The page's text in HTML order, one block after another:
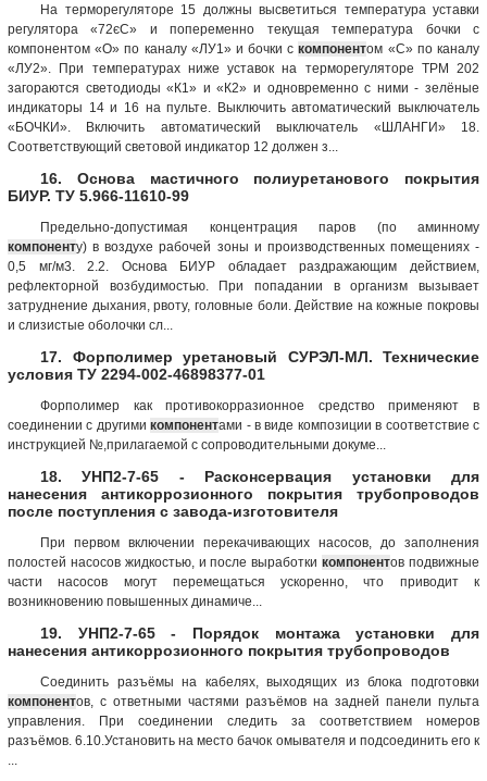
На терморегуляторе 15 должны высветиться температура уставки
регулятора «72єС» и попеременно текущая температура бочки с
компонентом «О» по каналу «ЛУ1» и бочки скомпонентом «С» по каналу
«ЛУ2». При температурах ниже уставок на терморегуляторе ТРМ 202
загораются светодиоды «К1» и «К2» и одновременно с ними - зелёные
индикаторы 14 и 16 на пульте. Выключить автоматический выключатель
«БОЧКИ». Включить автоматический выключатель «ШЛАНГИ» 18.
Соответствующий световой индикатор 12 должен з...
16. Основа мастичного полиуретанового покрытия
БИУР. ТУ 5.966-11610-99
Предельно-допустимая концентрация паров (по аминному
компоненту) в воздухе рабочей зоны и производственных помещениях -
0,5 мг/м3. 2.2. Основа БИУР обладает раздражающим действием,
рефлекторной возбудимостью. При попадании в организм вызывает
затруднение дыхания, рвоту, головные боли. Действие на кожные покровы
и слизистые оболочки сл...
17. Форполимер уретановый СУРЭЛ-МЛ. Технические
условия ТУ 2294-002-46898377-01
Форполимер как противокорразионное средство применяют в
соединении с другимикомпонентами - в виде композиции в соответствие с
инструкцией №,прилагаемой с сопроводительными докуме...
18. УНП2-7-65 - Расконсервация установки для
нанесения антикоррозионного покрытия трубопроводов
после поступления с завода-изготовителя
При первом включении перекачивающих насосов, до заполнения
полостей насосов жидкостью, и после выработкикомпонентов подвижные
части насосов могут перемещаться ускоренно, что приводит к
возникновению повышенных динамиче...
19. УНП2-7-65 - Порядок монтажа установки для
нанесения антикоррозионного покрытия трубопроводов
Соединить разъёмы на кабелях, выходящих из блока подготовки
компонентов, с ответными частями разъёмов на задней панели пульта
управления. При соединении следить за соответствием номеров
разъёмов. 6.10.Установить на место бачок омывателя и подсоединить его к